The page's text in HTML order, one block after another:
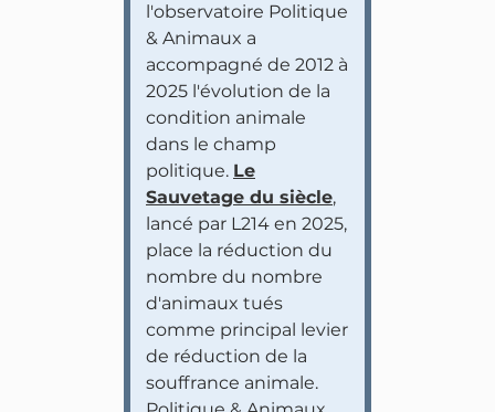
l'observatoire Politique
& Animaux a
accompagné de 2012 à
2025 l'évolution de la
condition animale
dans le champ
politique. Le
Sauvetage du siècle,
lancé par L214 en 2025,
place la réduction du
nombre du nombre
d'animaux tués
comme principal levier
de réduction de la
souffrance animale.